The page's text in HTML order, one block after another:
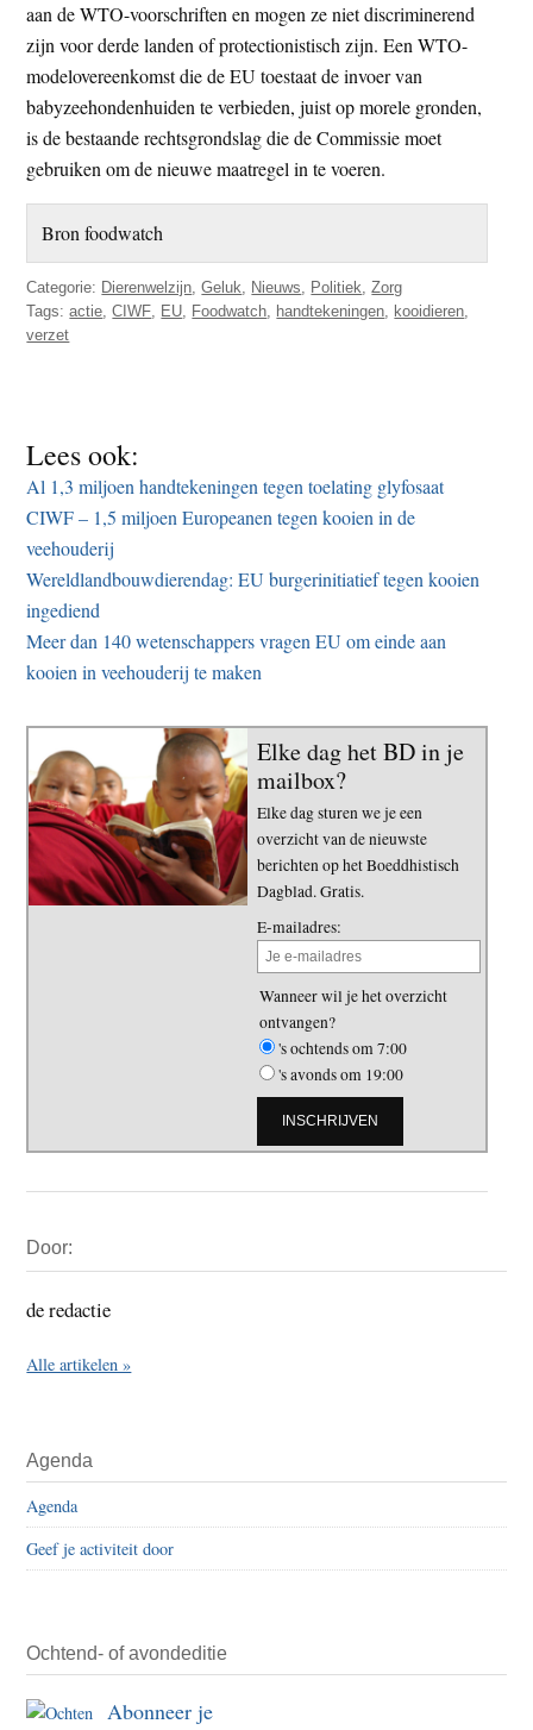
aan de WTO-voorschriften en mogen ze niet discriminerend
zijn voor derde landen of protectionistisch zijn. Een WTO-
modelovereenkomst die de EU toestaat de invoer van
babyzeehondenhuiden te verbieden, juist op morele gronden,
is de bestaande rechtsgrondslag die de Commissie moet
gebruiken om de nieuwe maatregel in te voeren.
Bron foodwatch
Categorie: Dierenwelzijn,Geluk, Nieuws, Politiek,Zorg
Tags:actie,CIWF, EU, Foodwatch, handtekeningen, kooidieren,
verzet
Lees ook:
Al 1,3 miljoen handtekeningen tegen toelating glyfosaat
CIWF – 1,5 miljoen Europeanen tegen kooien in de
veehouderij
Wereldlandbouwdierendag: EU burgerinitiatief tegen kooien
ingediend
Meer dan 140 wetenschappers vragen EU om einde aan
kooien in veehouderij te maken
Elke dag het BD in je
mailbox?
Elke dag sturen we je een
overzicht van de nieuwste
berichten op het Boeddhistisch
Dagblad. Gratis.
E-mailadres:
Wanneer wil je het overzicht
ontvangen?
's ochtends om 7:00
's avonds om 19:00
Sidebar
Door:
de redactie
Alle artikelen »
Agenda
Agenda
Geef je activiteit door
Ochtend- of avondeditie
Abonneer je